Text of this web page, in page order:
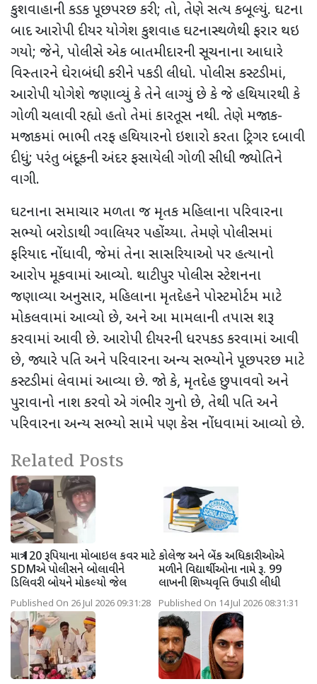
કુશવાહાની કડક પૂછપરછ કરી; તો, તેણે સત્ય કબૂલ્યું. ઘટના
બાદઆરોપી દીયરયોગેશ કુશવાહ ઘટનાસ્થળેથી ફરાર થઇ
ગયો; જેને, પોલીસે એક બાતમીદારની સૂચનાના આધારે
વિસ્તારને ઘેરાબંધી કરીને પકડી લીધો. પોલીસ કસ્ટડીમાં,
આરોપી યોગેશે જણાવ્યું કે તેને લાગ્યું છે કે જે હથિયારથી કે
ગોળી ચલાવી રહ્યો હતો તેમાં કારતૂસ નથી. તેણે મજાક-
મજાકમાં ભાભી તરફ હથિયારનો ઇશારો કરતા ટ્રિગર દબાવી
દીધું; પરંતુ બંદૂકની અંદર ફસાયેલી ગોળી સીધી જ્યોતિને
વાગી.
ઘટનાના સમાચાર મળતા જ મૃતક મહિલાના પરિવારના
સભ્યો બરોડાથી ગ્વાલિયર પહોંચ્યા. તેમણે પોલીસમાં
ફરિયાદ નોંધાવી, જેમાં તેના સાસરિયાઓ પર હત્યાનો
આરોપ મૂકવામાં આવ્યો. થાટીપુર પોલીસ સ્ટેશનના
જણાવ્યા અનુસાર, મહિલાના મૃતદેહને પોસ્ટમોર્ટમ માટે
મોકલવામાં આવ્યો છે, અને આ મામલાની તપાસ શરૂ
કરવામાં આવી છે. આરોપી દીયરની ધરપકડ કરવામાં આવી
છે, જ્યારે પતિ અને પરિવારના અન્ય સભ્યોને પૂછપરછ માટે
કસ્ટડીમાં લેવામાં આવ્યા છે. જો કે, મૃતદેહ છુપાવવો અને
પુરાવાનો નાશ કરવો એ ગંભીર ગુનો છે, તેથી પતિ અને
પરિવારના અન્ય સભ્યો સામે પણ કેસ નોંધવામાં આવ્યો છે.
Related Posts
માત્ર 120 રૂપિયાના મોબાઇલ કવર માટે
SDMએ પોલીસને બોલાવીને
ડિલિવરી બોયને મોકલ્યો જેલ
Published On 26 Jul 2026 09:31:28
કોલેજ અને બેંક અધિકારીઓએ
મળીને વિદ્યાર્થીઓના નામે રૂ. 99
લાખની શિષ્યવૃત્તિ ઉપાડી લીધી
Published On 14 Jul 2026 08:31:31